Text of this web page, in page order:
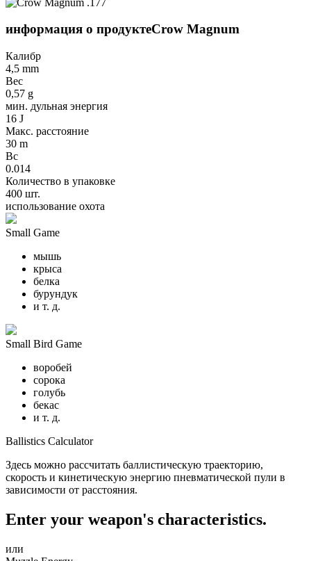
информация о продуктеCrow Magnum
Калибр
4,5 mm
Вес
0,57 g
мин. дульная энергия
16 J
Макс. расстояние
30 m
Bc
0.014
Количество в упаковке
400 шт.
использование охота
Small Game
мышь
крыса
белка
бурундук
и т. д.
Small Bird Game
воробей
сорока
голубь
бекас
и т. д.
Ballistics Calculator
Здесь можно рассчитать баллистическую траекторию,
скорость и кинетическую энергию пневматической пули в
зависимости от расстояния.
Enter your weapon's characteristics.
или